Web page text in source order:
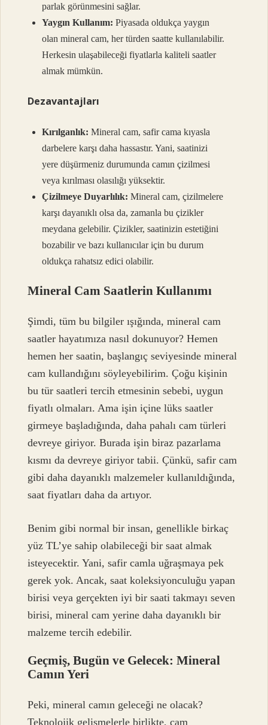
parlak görünmesini sağlar.
Yaygın Kullanım: Piyasada oldukça yaygın
olan mineral cam, her türden saatte kullanılabilir.
Herkesin ulaşabileceği fiyatlarla kaliteli saatler
almak mümkün.
Dezavantajları
Kırılganlık: Mineral cam, safir cama kıyasla
darbelere karşı daha hassastır. Yani, saatinizi
yere düşürmeniz durumunda camın çizilmesi
veya kırılması olasılığı yüksektir.
Çizilmeye Duyarlılık: Mineral cam, çizilmelere
karşı dayanıklı olsa da, zamanla bu çizikler
meydana gelebilir. Çizikler, saatinizin estetiğini
bozabilir ve bazı kullanıcılar için bu durum
oldukça rahatsız edici olabilir.
Mineral Cam Saatlerin Kullanımı
Şimdi, tüm bu bilgiler ışığında, mineral cam
saatler hayatımıza nasıl dokunuyor? Hemen
hemen her saatin, başlangıç seviyesinde mineral
cam kullandığını söyleyebilirim. Çoğu kişinin
bu tür saatleri tercih etmesinin sebebi, uygun
fiyatlı olmaları. Ama işin içine lüks saatler
girmeye başladığında, daha pahalı cam türleri
devreye giriyor. Burada işin biraz pazarlama
kısmı da devreye giriyor tabii. Çünkü, safir cam
gibi daha dayanıklı malzemeler kullanıldığında,
saat fiyatları daha da artıyor.
Benim gibi normal bir insan, genellikle birkaç
yüz TL’ye sahip olabileceği bir saat almak
isteyecektir. Yani, safir camla uğraşmaya pek
gerek yok. Ancak, saat koleksiyonculuğu yapan
birisi veya gerçekten iyi bir saati takmayı seven
birisi, mineral cam yerine daha dayanıklı bir
malzeme tercih edebilir.
Geçmiş, Bugün ve Gelecek: Mineral
Camın Yeri
Peki, mineral camın geleceği ne olacak?
Teknolojik gelişmelerle birlikte, cam